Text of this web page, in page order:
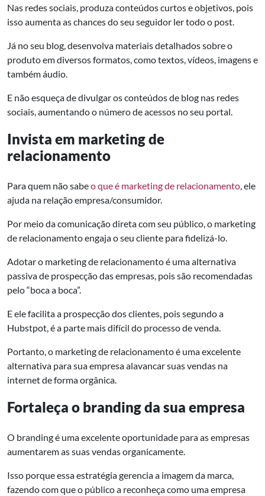
Nas redes sociais, produza conteúdos curtos e objetivos, pois
isso aumenta as chances do seu seguidor ler todo o post.
Já no seu blog, desenvolva materiais detalhados sobre o
produto em diversos formatos, como textos, vídeos, imagens e
também áudio.
E não esqueça de divulgar os conteúdos de blog nas redes
sociais, aumentando o número de acessos no seu portal.
Invista em marketing de
relacionamento
Para quem não sabeo que é marketing de relacionamento, ele
ajuda na relação empresa/consumidor.
Por meio da comunicação direta com seu público, o marketing
de relacionamento engaja o seu cliente para fidelizá-lo.
Adotar o marketing de relacionamento é uma alternativa
passiva de prospecção das empresas, pois são recomendadas
pelo “boca a boca”.
E ele facilita a prospecção dos clientes, pois segundo a
Hubstpot, é a parte mais difícil do processo de venda.
Portanto, o marketing de relacionamento é uma excelente
alternativa para sua empresa alavancar suas vendas na
internet de forma orgânica.
Fortaleça o branding da sua empresa
O branding é uma excelente oportunidade para as empresas
aumentarem as suas vendas organicamente.
Isso porque essa estratégia gerencia a imagem da marca,
fazendo com que o público a reconheça como uma empresa